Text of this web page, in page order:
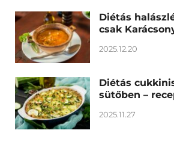
Diétás
csak
2025.12.20
Diétás
sütőben –
2025.11.27